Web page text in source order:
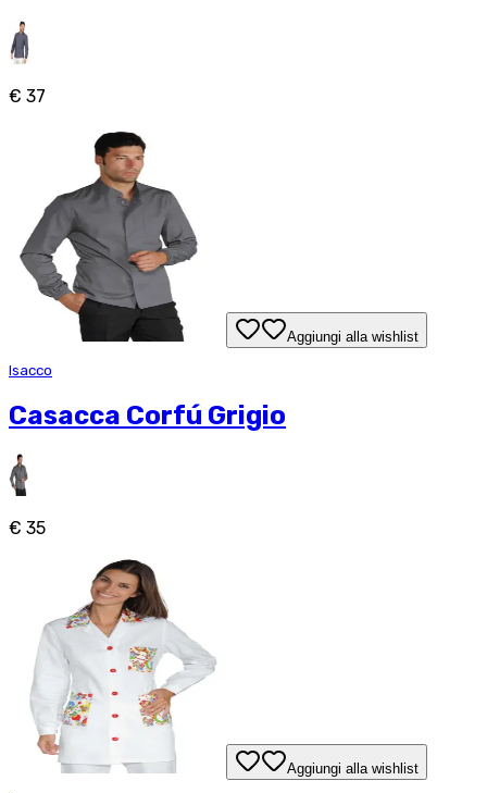
€ 37
Aggiungi alla wishlist
Isacco
Casacca Corfú Grigio
€ 35
Aggiungi alla wishlist